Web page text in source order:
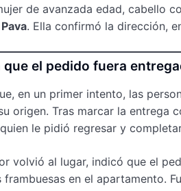
de avanzada edad, cabello
. Ella confirmó la dirección,
el pedido fuera
en un primer intento, las
origen. Tras marcar la entrega
le pidió regresar y
volvió al lugar, indicó que el
en el apartamento.